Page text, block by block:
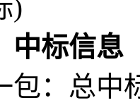
)
中标信息
包：总中